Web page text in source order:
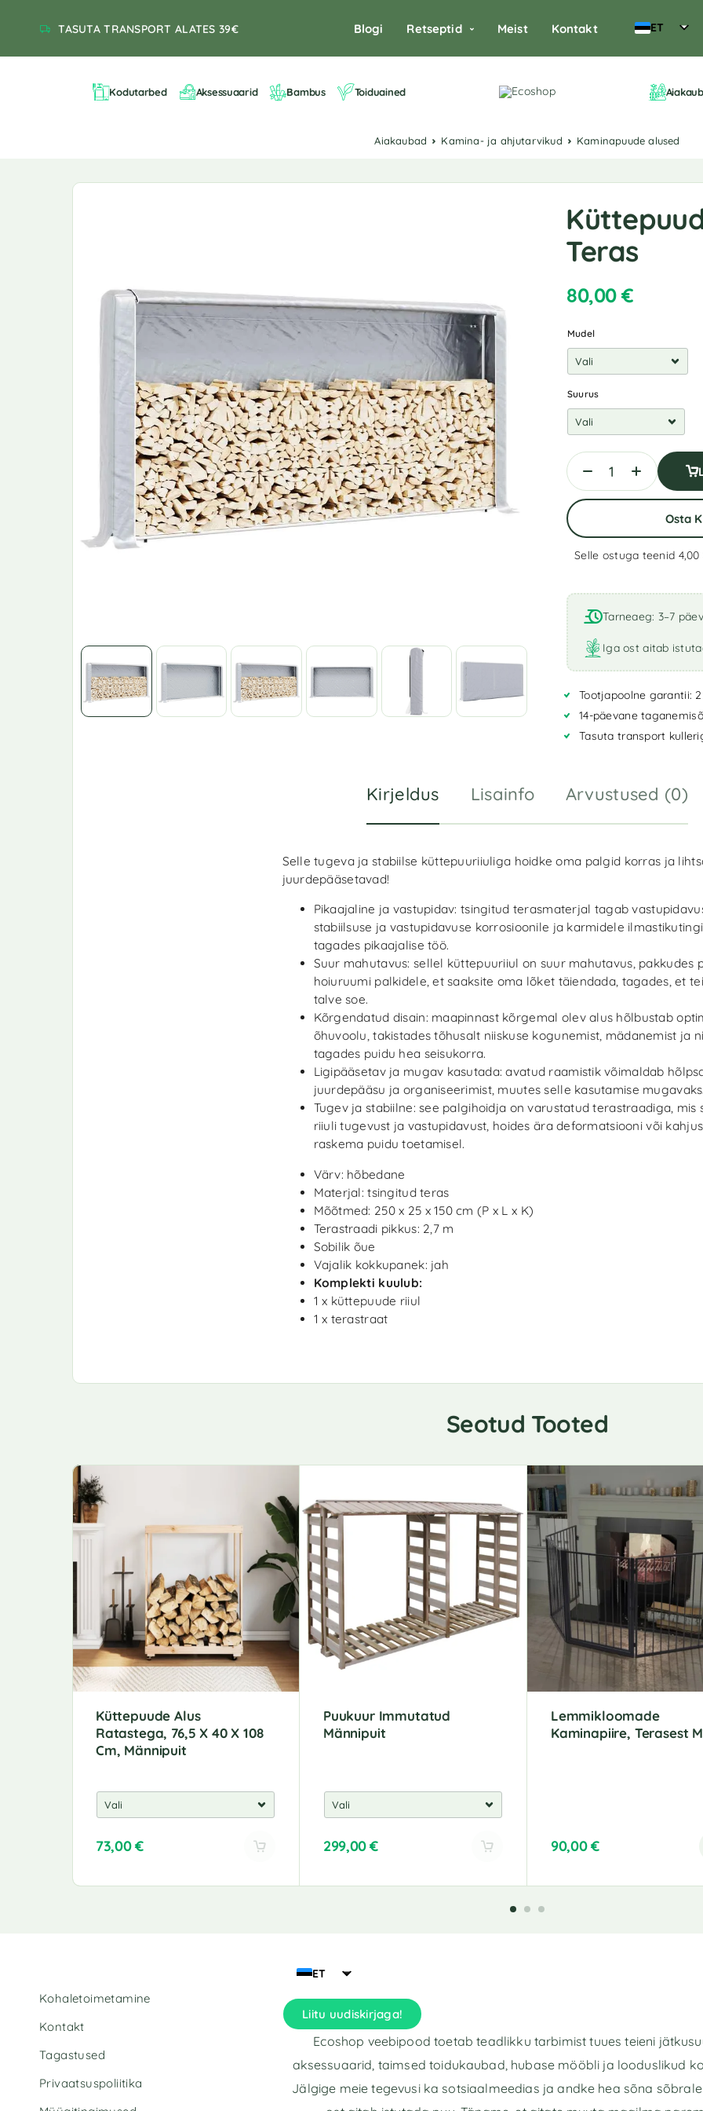
TASUTA TRANSPORT ALATES 39€ Blogi Retseptid Meist Kontakt ET
Kodutarbed Aksessuaarid Bambus Toiduained
Aiakaubad Kamina- ja ahjutarvikud Kaminapuude alused
Teras
80,00€
Mudel
Suurus
Osta
Selle ostuga teenid 4,00
l
t
e
r
n
t
i
Tarneaeg: 3–7
Iga ost aitab
Tootjapoolne garantii:
14-päevane
Tasuta transport
Kirjeldus Lisainfo Arvustused (0)
Selle tugeva ja stabiilse küttepuuriiuliga hoidke oma palgid korras ja
juurdepääsetavad!
Pikaajaline ja vastupidav: tsingitud terasmaterjal tagab
stabiilsuse ja vastupidavuse korrosioonile ja karmidele
tagades pikaajalise töö.
Suur mahutavus: sellel küttepuuriiul on suur mahutavus, pakkudes
hoiuruumi palkidele, et saaksite oma lõket täiendada, tagades, et
talve soe.
Kõrgendatud disain: maapinnast kõrgemal olev alus hõlbustab
õhuvoolu, takistades tõhusalt niiskuse kogunemist, mädanemist ja
tagades puidu hea seisukorra.
Ligipääsetav ja mugav kasutada: avatud raamistik võimaldab
juurdepääsu ja organiseerimist, muutes selle kasutamise mugavaks.
Tugev ja stabiilne: see palgihoidja on varustatud terastraadiga, mis
riiuli tugevust ja vastupidavust, hoides ära deformatsiooni või
raskema puidu toetamisel.
Värv: hõbedane
Materjal: tsingitud teras
Mõõtmed: 250 x 25 x 150 cm (P x L x K)
Terastraadi pikkus: 2,7 m
Sobilik õue
Vajalik kokkupanek: jah
Komplekti kuulub:
1 x küttepuude riiul
1 x terastraat
Seotud Tooted
Küttepuude Alus
Ratastega, 76,5 X 40 X 108
Cm, Männipuit
73,00€
l
i
:
Puukuur Immutatud
Männipuit
299,00€
l
a
i
v
:
Lemmikloomade
Kaminapiire, Terasest
90,00€
Kohaletoimetamine
Kontakt
Tagastused
Privaatsuspoliitika
ET
Liitu uudiskirjaga!
Ecoshop veebipood toetab teadlikku tarbimist tuues teieni
aksessuaarid, taimsed toidukaubad, hubase mööbli ja looduslikud
Jälgige meie tegevusi ka sotsiaalmeedias ja andke hea sõna